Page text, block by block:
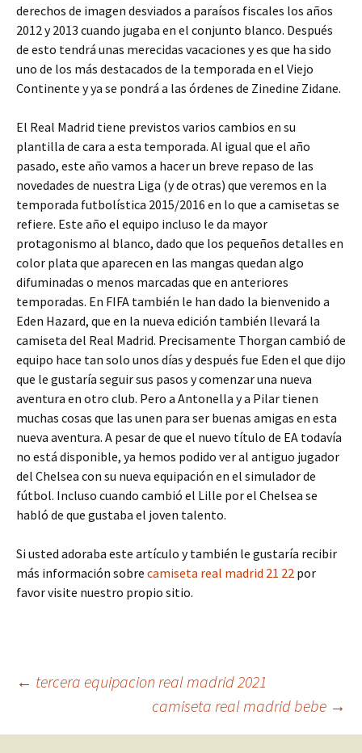
derechos de imagen desviados a paraísos fiscales los años
2012 y 2013 cuando jugaba en el conjunto blanco. Después
de esto tendrá unas merecidas vacaciones y es que ha sido
uno de los más destacados de la temporada en el Viejo
Continente y ya se pondrá a las órdenes de Zinedine Zidane.
El Real Madrid tiene previstos varios cambios en su
plantilla de cara a esta temporada. Al igual que el año
pasado, este año vamos a hacer un breve repaso de las
novedades de nuestra Liga (y de otras) que veremos en la
temporada futbolística 2015/2016 en lo que a camisetas se
refiere. Este año el equipo incluso le da mayor
protagonismo al blanco, dado que los pequeños detalles en
color plata que aparecen en las mangas quedan algo
difuminadas o menos marcadas que en anteriores
temporadas. En FIFA también le han dado la bienvenido a
Eden Hazard, que en la nueva edición también llevará la
camiseta del Real Madrid. Precisamente Thorgan cambió de
equipo hace tan solo unos días y después fue Eden el que dijo
que le gustaría seguir sus pasos y comenzar una nueva
aventura en otro club. Pero a Antonella y a Pilar tienen
muchas cosas que las unen para ser buenas amigas en esta
nueva aventura. A pesar de que el nuevo título de EA todavía
no está disponible, ya hemos podido ver al antiguo jugador
del Chelsea con su nueva equipación en el simulador de
fútbol. Incluso cuando cambió el Lille por el Chelsea se
habló de que gustaba el joven talento.
Si usted adoraba este artículo y también le gustaría recibir
más información sobre camiseta real madrid 21 22 por
favor visite nuestro propio sitio.
Navegación
← tercera equipacion real madrid 2021
camiseta real madrid bebe →